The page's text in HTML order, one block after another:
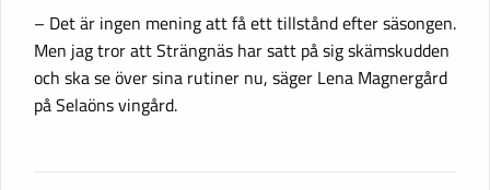
– Det är ingen mening att få ett tillstånd efter säsongen.
Men jag tror att Strängnäs har satt på sig skämskudden
och ska se över sina rutiner nu, säger Lena Magnergård
på Selaöns vingård.